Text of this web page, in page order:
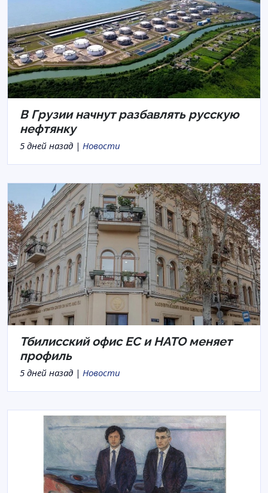
В Грузии начнут разбавлять русскую
нефтянку
5 дней назад | Новости
Тбилисский офис ЕС и НАТО меняет
профиль
5 дней назад | Новости